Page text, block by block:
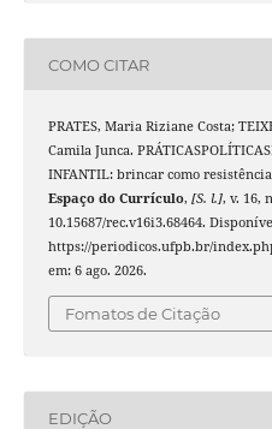
COMO CITAR
PRATES, Maria Riziane Costa;
Camila Junca.
INFANTIL: brincar como
Espaço do Currículo, [S. l.], v. 16,
10.15687/rec.v16i3.68464.
https://periodicos.ufpb.br/
em: 6 ago. 2026.
Fomatos de Citação
EDIÇÃO